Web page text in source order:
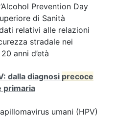
Prevention Day
di Sanità
relativi alle relazioni
stradale nei
anni d’età
dalla diagnosi precoce
primaria
umani (HPV)